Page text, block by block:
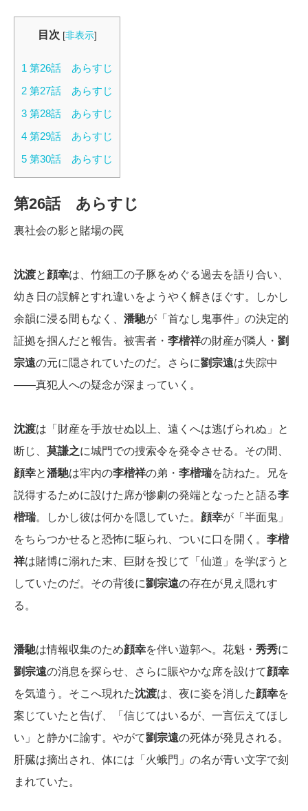
目次 [非表示]
1 第26話 あらすじ
2 第27話 あらすじ
3 第28話 あらすじ
4 第29話 あらすじ
5 第30話 あらすじ
第26話 あらすじ
裏社会の影と賭場の罠
沈渡と 顔幸は、竹細工の子豚をめぐる過去を語り合い、
幼き日の誤解とすれ違いをようやく解きほぐす。しかし
余韻に浸る間もなく、 潘馳が「首なし鬼事件」の決定的
証拠を掴んだと報告。被害者・ 李楷祥の財産が隣人・ 劉
宗遠の元に隠されていたのだ。さらに劉宗遠は失踪中
――真犯人への疑念が深まっていく。
沈渡は「財産を手放せぬ以上、遠くへは逃げられぬ」と
断じ、 莫謙之に城門での捜索令を発令させる。その間、
顔幸と潘馳は牢内の李楷祥の弟・ 李楷瑞を訪ねた。兄を
説得するために設けた席が惨劇の発端となったと語る李
楷瑞。しかし彼は何かを隠していた。 顔幸が「半面鬼」
をちらつかせると恐怖に駆られ、ついに口を開く。 李楷
祥は賭博に溺れた末、巨財を投じて「仙道」を学ぼうと
していたのだ。その背後に劉宗遠の存在が見え隠れす
る。
潘馳は情報収集のため顔幸を伴い遊郭へ。花魁・ 秀秀に
劉宗遠の消息を探らせ、さらに賑やかな席を設けて顔幸
を気遣う。そこへ現れた沈渡は、夜に姿を消した顔幸を
案じていたと告げ、「信じてはいるが、一言伝えてほし
い」と静かに諭す。やがて劉宗遠の死体が発見される。
肝臓は摘出され、体には「火蛾門」の名が青い文字で刻
まれていた。